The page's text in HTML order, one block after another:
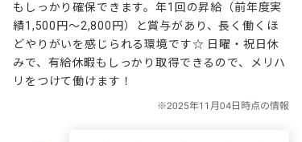
もしっかり確保できます。年1回の昇給（前年度実
績1,500円～2,800円）と賞与があり、長く働くほ
どやりがいを感じられる環境です☆ 日曜・祝日休
みで、有給休暇もしっかり取得できるので、メリハ
リをつけて働けます！